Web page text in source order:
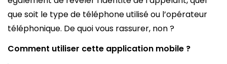
que soit le type de téléphone utilisé ou l’opérateur
téléphonique. De quoi vous rassurer, non ?
Comment utiliser cette application mobile ?